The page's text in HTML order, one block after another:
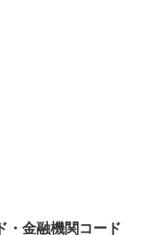
・金融機関コード